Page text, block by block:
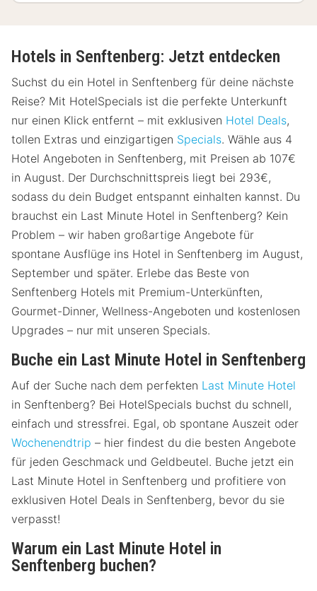
Hotels in Senftenberg: Jetzt entdecken
Suchst du ein Hotel in Senftenberg für deine nächste
Reise? Mit HotelSpecials ist die perfekte Unterkunft
nur einen Klick entfernt – mit exklusiven Hotel Deals,
tollen Extras und einzigartigen Specials. Wähle aus 4
Hotel Angeboten in Senftenberg, mit Preisen ab 107€
in August. Der Durchschnittspreis liegt bei 293€,
sodass du dein Budget entspannt einhalten kannst. Du
brauchst ein Last Minute Hotel in Senftenberg? Kein
Problem – wir haben großartige Angebote für
spontane Ausflüge ins Hotel in Senftenberg im August,
September und später. Erlebe das Beste von
Senftenberg Hotels mit Premium-Unterkünften,
Gourmet-Dinner, Wellness-Angeboten und kostenlosen
Upgrades – nur mit unseren Specials.
Buche ein Last Minute Hotel in Senftenberg
Auf der Suche nach dem perfekten Last Minute Hotel
in Senftenberg? Bei HotelSpecials buchst du schnell,
einfach und stressfrei. Egal, ob spontane Auszeit oder
Wochenendtrip – hier findest du die besten Angebote
für jeden Geschmack und Geldbeutel. Buche jetzt ein
Last Minute Hotel in Senftenberg und profitiere von
exklusiven Hotel Deals in Senftenberg, bevor du sie
verpasst!
Warum ein Last Minute Hotel in
Senftenberg buchen?